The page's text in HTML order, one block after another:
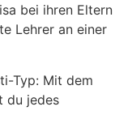
bei ihren Eltern
Lehrer an einer
Typ: Mit dem
du jedes